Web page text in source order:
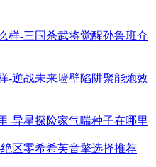
样-三国杀武将觉醒孙鲁班介
-逆战未来墙壁陷阱聚能炮效
-异星探险家气喘种子在哪里
区零希希芙音擎选择推荐